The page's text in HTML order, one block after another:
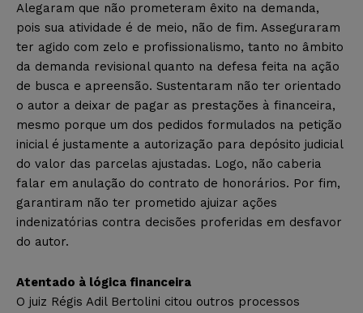
Alegaram que não prometeram êxito na demanda,
pois sua atividade é de meio, não de fim. Asseguraram
ter agido com zelo e profissionalismo, tanto no âmbito
da demanda revisional quanto na defesa feita na ação
de busca e apreensão. Sustentaram não ter orientado
o autor a deixar de pagar as prestações à financeira,
mesmo porque um dos pedidos formulados na petição
inicial é justamente a autorização para depósito judicial
do valor das parcelas ajustadas. Logo, não caberia
falar em anulação do contrato de honorários. Por fim,
garantiram não ter prometido ajuizar ações
indenizatórias contra decisões proferidas em desfavor
do autor.
Atentado à lógica financeira
O juiz Régis Adil Bertolini citou outros processos